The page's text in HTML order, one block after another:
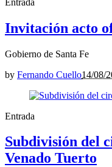
Invitación acto
Gobierno de Santa Fe
by Fernando Cuello14/08/
Entrada
Subdivisión del
Venado Tuerto